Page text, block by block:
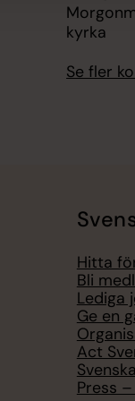
kyrka
Se fler
Hitta
Bli
Lediga
Ge en
Act
Press